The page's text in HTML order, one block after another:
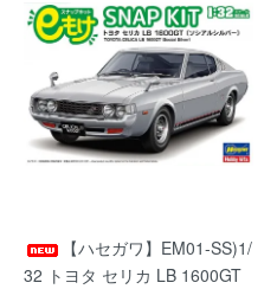
【ハセガワ】EM01-SS)1/
32 トヨタ セリカ LB 1600GT